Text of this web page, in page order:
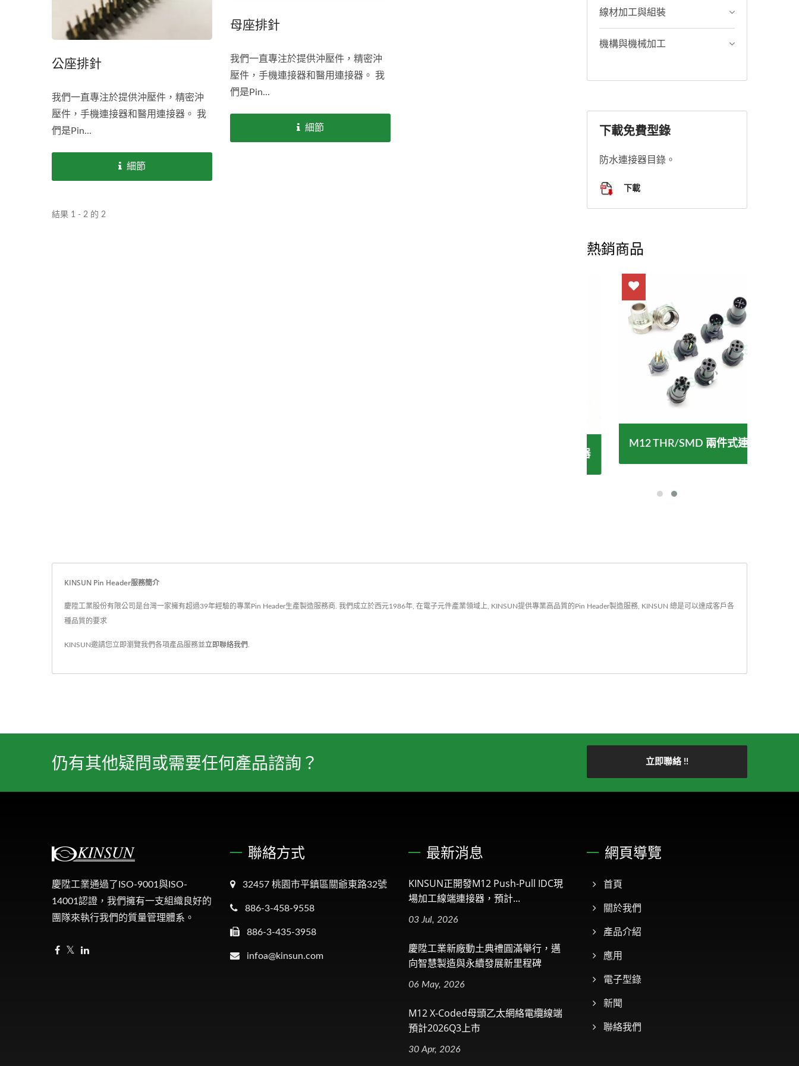
公座排針
我們一直專注於提供沖壓件，精密沖
壓件，手機連接器和醫用連接器。 我
們是Pin...
細節
母座排針
我們一直專注於提供沖壓件，精密沖
壓件，手機連接器和醫用連接器。 我
們是Pin...
細節
結果 1 - 2 的 2
線材加工與組裝
機構與機械加工
下載免費型錄
防水連接器目錄。
下載
熱銷商品
M12 THR/SMD 兩件式連接器
KINSUN Pin Header服務簡介
慶陞工業股份有限公司是台灣一家擁有超過39年經驗的專業Pin Header生產製造服務商. 我們成立於西元1986年, 在電子元件產業領域上, KINSUN提供專業高品質的Pin Header製造服務, KINSUN 總是可以達成客戶各
種品質的要求
KINSUN邀請您立即瀏覽我們各項產品服務並立即聯絡我們
仍有其他疑問或需要任何產品諮詢？ 立即聯絡 !!
慶陞工業通過了ISO-9001與ISO-
14001認證，我們擁有一支組織良好的
團隊來執行我們的質量管理體系。
聯絡方式
32457 桃園市平鎮區關爺東路32號
886-3-458-9558
886-3-435-3958
infoa@kinsun.com
最新消息
KINSUN正開發M12 Push-Pull IDC現
場加工線端連接器，預計...
03 Jul, 2026
慶陞工業新廠動土典禮圓滿舉行，邁
向智慧製造與永續發展新里程碑
06 May, 2026
M12 X-Coded母頭乙太網絡電纜線端
預計2026Q3上市
30 Apr, 2026
網頁導覽
首頁
關於我們
產品介紹
應用
電子型錄
新聞
聯絡我們